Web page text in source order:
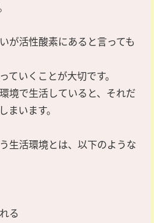
が活性酸素にあると言っても
ていくことが大切です。
境で生活していると、それだ
まいます。
生活環境とは、以下のような
る